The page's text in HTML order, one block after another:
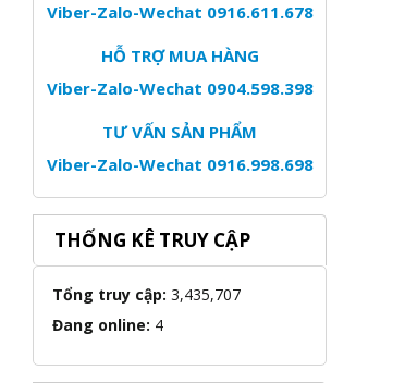
Viber-Zalo-Wechat 0916.611.678
HỖ TRỢ MUA HÀNG
Viber-Zalo-Wechat 0904.598.398
TƯ VẤN SẢN PHẨM
Viber-Zalo-Wechat 0916.998.698
THỐNG KÊ TRUY CẬP
Tổng truy cập: 3,435,707
Đang online: 4